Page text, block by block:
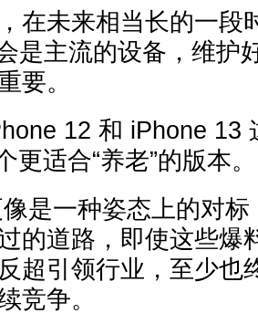
在未来相当长的一段
是主流的设备，维护
要。
12 和 iPhone 13
更适合“养老”的版本。
是一种姿态上的对
的道路，即使这些爆
超引领行业，至少也
竞争。